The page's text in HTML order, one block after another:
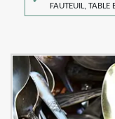
FAUTEUIL, TABLE